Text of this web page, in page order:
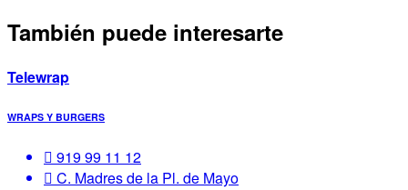
También puede interesarte
Telewrap
WRAPS Y BURGERS
919 99 11 12
C. Madres de la Pl. de Mayo